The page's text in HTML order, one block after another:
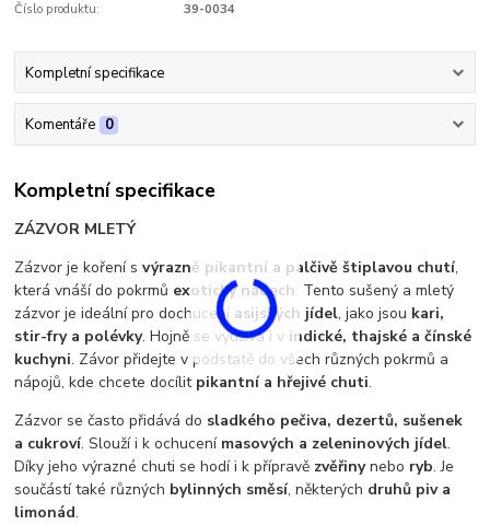
Číslo produktu: 39-0034
Kompletní specifikace
Komentáře 0
Kompletní specifikace
ZÁZVOR MLETÝ
Zázvor je koření svýrazně pikantní a palčivě štiplavou chutí,
která vnáší do pokrmů exotický nádech. Tento sušený a mletý
zázvor je ideální pro dochucení asijských jídel, jako jsou kari,
stir-fry a polévky. Hojně se využívá i v indické, thajské a čínské
kuchyni. Závor přidejte v podstatě do všech různých pokrmů a
nápojů, kde chcete docílitpikantní a hřejivé chuti.
Zázvor se často přidává do sladkého pečiva, dezertů, sušenek
a cukroví. Slouží i k ochucení masových a zeleninových jídel.
Díky jeho výrazné chuti se hodí i k přípravě zvěřinynebo ryb. Je
součástí také různých bylinných směsí, některých druhů piv a
limonád.